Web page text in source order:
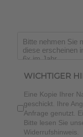
Wichtiger
WICHTIGER
Eine Kopie Ihrer
geschickt. Ihre
Anfrage genutzt.
Bitte lesen Sie
Widerrufshinweis.